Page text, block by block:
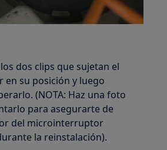
dos clips que sujetan el
su posición y luego
(NOTA: Haz una foto
para asegurarte de
del microinterruptor
la reinstalación).